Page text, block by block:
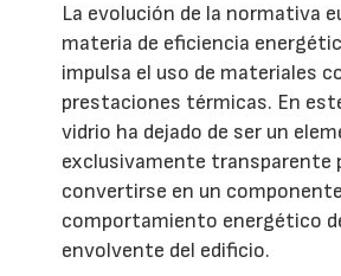
La evolución de la normativa
materia de eficiencia
impulsa el uso de materiales
prestaciones térmicas. En
vidrio ha dejado de ser un
exclusivamente transparente
convertirse en un
comportamiento energético
envolvente del edificio.